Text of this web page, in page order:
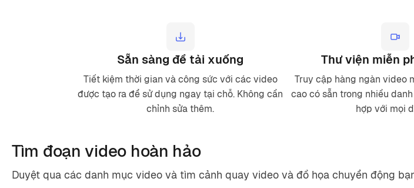
Sẵn sàng để tải xuống
Tiết kiệm thời gian và công sức với các video
được tạo ra để sử dụng ngay tại chỗ. Không cần
chỉnh sửa thêm.
Thư viện miễn
Truy cập hàng ngàn video
cao có sẵn trong nhiều
hợp với mọi
Tìm đoạn video hoàn hảo
Duyệt qua các danh mục video và tìm cảnh quay video và đồ họa chuyển động